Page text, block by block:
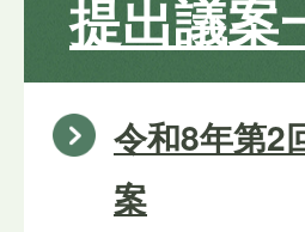
提出議案
令和8年第2
案